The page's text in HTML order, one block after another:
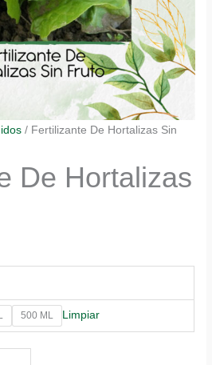
/ Fertilizante De Hortalizas Sin
De Hortalizas
500 ML Limpiar